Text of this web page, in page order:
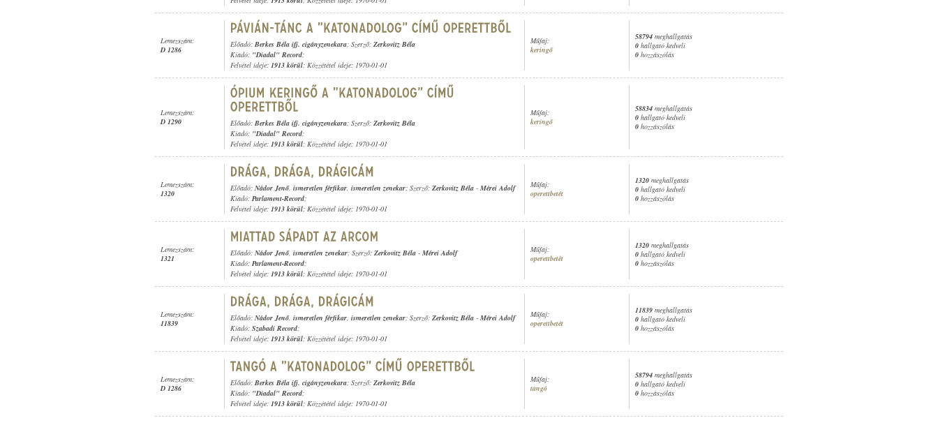
Lemezszám:
D 1286
Előadó: Berkes Béla ifj. cigányzenekara; Szerző: Zerkovitz Béla
Kiadó: "Diadal" Record;
Felvétel ideje: 1913 körül; Közzététel ideje: 1970-01-01
Műfaj:
keringő
58794 meghallgatás
0 hallgató kedveli
0 hozzászólás
Lemezszám:
D 1290
Előadó: Berkes Béla ifj. cigányzenekara; Szerző: Zerkovitz Béla
Kiadó: "Diadal" Record;
Felvétel ideje: 1913 körül; Közzététel ideje: 1970-01-01
Műfaj:
keringő
58834 meghallgatás
0 hallgató kedveli
0 hozzászólás
Lemezszám:
1320
Előadó: Nádor Jenő, ismeretlen férfikar, ismeretlen zenekar; Szerző: Zerkovitz Béla - Mérei Adolf
Kiadó: Parlament-Record;
Felvétel ideje: 1913 körül; Közzététel ideje: 1970-01-01
Műfaj:
operettbetét
1320 meghallgatás
0 hallgató kedveli
0 hozzászólás
Lemezszám:
1321
Előadó: Nádor Jenő, ismeretlen zenekar; Szerző: Zerkovitz Béla - Mérei Adolf
Kiadó: Parlament-Record;
Felvétel ideje: 1913 körül; Közzététel ideje: 1970-01-01
Műfaj:
operettbetét
1320 meghallgatás
0 hallgató kedveli
0 hozzászólás
Lemezszám:
11839
Előadó: Nádor Jenő, ismeretlen férfikar, ismeretlen zenekar; Szerző: Zerkovitz Béla - Mérei Adolf
Kiadó: Szabadi Record;
Felvétel ideje: 1913 körül; Közzététel ideje: 1970-01-01
Műfaj:
operettbetét
11839 meghallgatás
0 hallgató kedveli
0 hozzászólás
Lemezszám:
D 1286
Előadó: Berkes Béla ifj. cigányzenekara; Szerző: Zerkovitz Béla
Kiadó: "Diadal" Record;
Felvétel ideje: 1913 körül; Közzététel ideje: 1970-01-01
Műfaj:
tangó
58794 meghallgatás
0 hallgató kedveli
0 hozzászólás